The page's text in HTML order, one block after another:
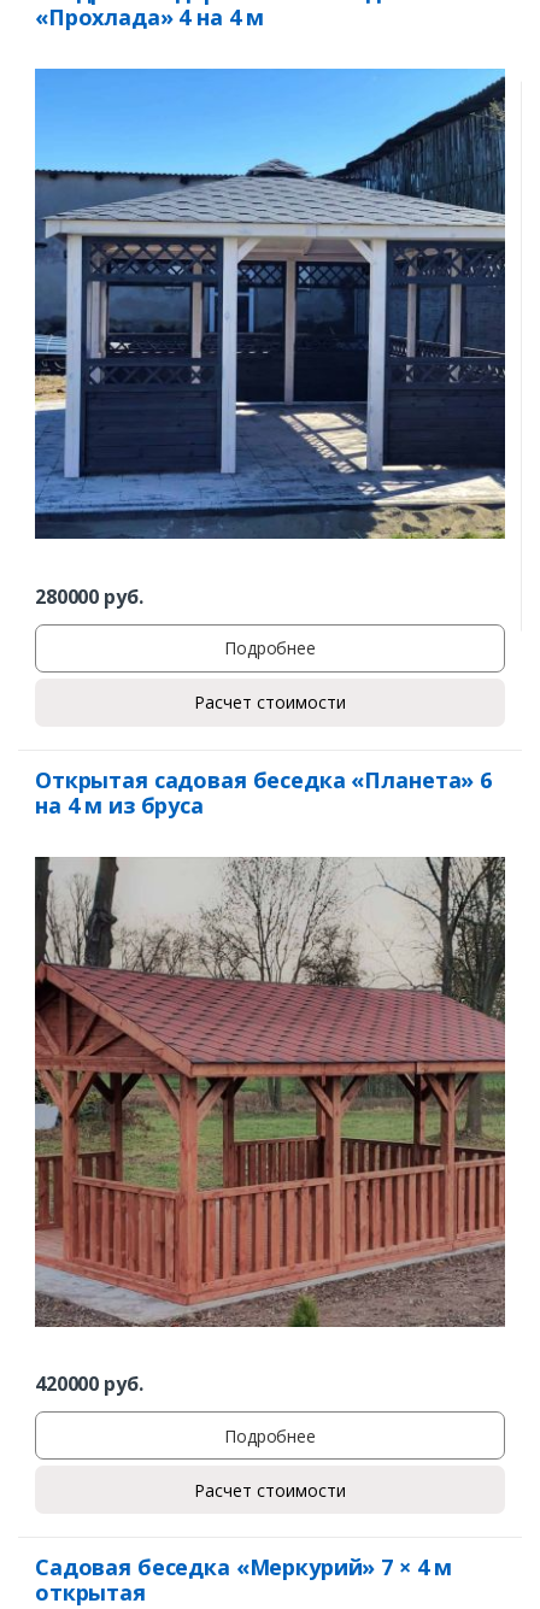
«Прохлада» 4 на 4 м
280000 руб.
Подробнее
Расчет стоимости
Открытая садовая беседка «Планета» 6
на 4 м из бруса
420000 руб.
Подробнее
Расчет стоимости
Садовая беседка «Меркурий» 7 × 4 м
открытая